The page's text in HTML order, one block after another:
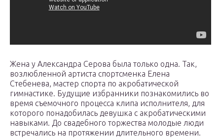
Жена у Александра Серова была только одна. Так,
возлюбленной артиста спортсменка Елена
Стебенева, мастер спорта по акробатической
гимнастике. Будущие избранники познакомились во
время съемочного процесса клипа исполнителя, для
которого понадобилась девушка с акробатическими
навыками. До свадебного торжества молодые люди
встречались на протяжении длительного времени.